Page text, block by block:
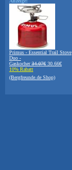
Primus - Essential Trail Stove
Duo -
Gaskocher34.07€ 30.66€
10% Rabatt
(Bergfreunde.de Shop)